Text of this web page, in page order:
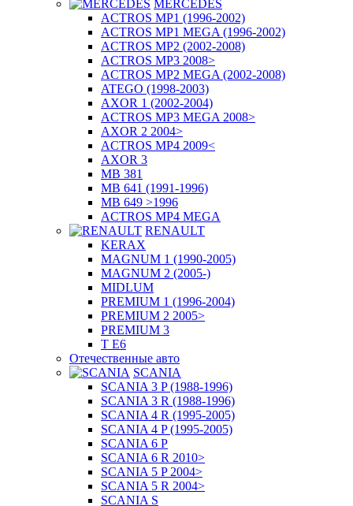
MERCEDES
ACTROS MP1 (1996-2002)
ACTROS MP1 MEGA (1996-2002)
ACTROS MP2 (2002-2008)
ACTROS MP3 2008>
ACTROS MP2 MEGA (2002-2008)
ATEGO (1998-2003)
AXOR 1 (2002-2004)
ACTROS MP3 MEGA 2008>
AXOR 2 2004>
ACTROS MP4 2009<
AXOR 3
MB 381
MB 641 (1991-1996)
MB 649 >1996
ACTROS MP4 MEGA
RENAULT
KERAX
MAGNUM 1 (1990-2005)
MAGNUM 2 (2005-)
MIDLUM
PREMIUM 1 (1996-2004)
PREMIUM 2 2005>
PREMIUM 3
T E6
Отечественные авто
SCANIA
SCANIA 3 P (1988-1996)
SCANIA 3 R (1988-1996)
SCANIA 4 R (1995-2005)
SCANIA 4 P (1995-2005)
SCANIA 6 P
SCANIA 6 R 2010>
SCANIA 5 P 2004>
SCANIA 5 R 2004>
SCANIA S